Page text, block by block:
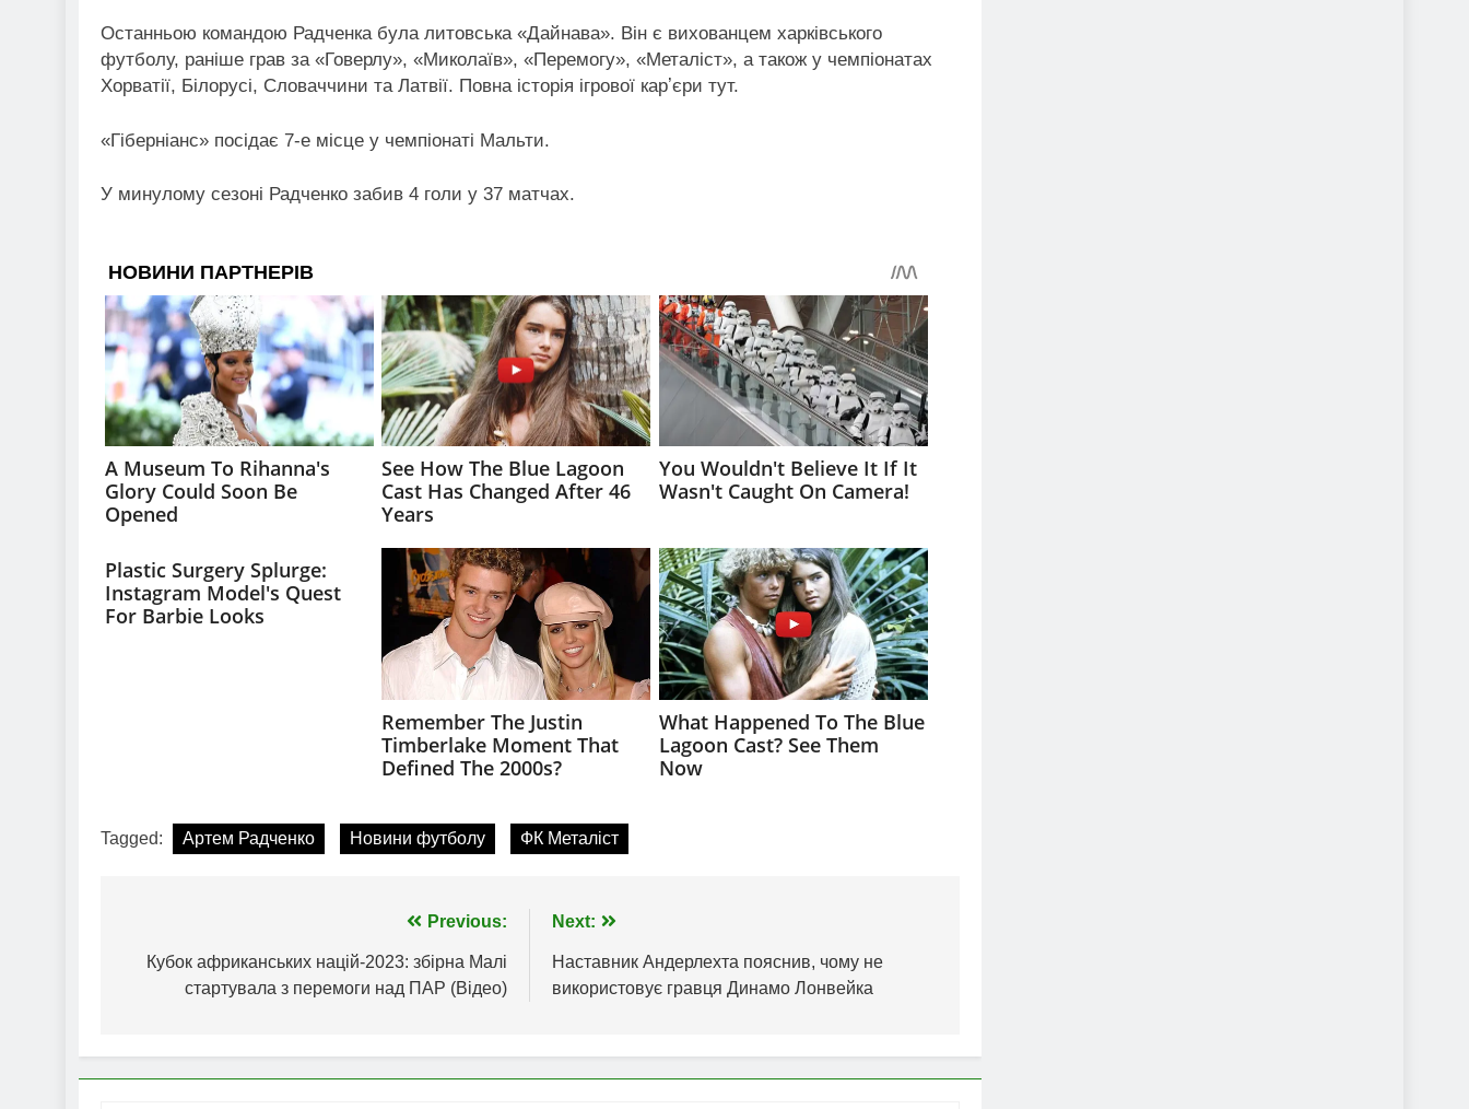
Останньою командою Радченка була литовська «Дайнава». Він є вихованцем харківського
футболу, раніше грав за «Говерлу», «Миколаїв», «Перемогу», «Металіст», а також у чемпіонатах
Хорватії, Білорусі, Словаччини та Латвії. Повна історія ігрової карʼєри тут.
«Гіберніанс» посідає 7-е місце у чемпіонаті Мальти.
У минулому сезоні Радченко забив 4 голи у 37 матчах.
Tagged: Артем Радченко Новини футболу ФК Металіст
записів
Previous:
Кубок африканських націй-2023: збірна Малі
стартувала з перемоги над ПАР (Відео)
Next:
Наставник Андерлехта пояснив, чому не
використовує гравця Динамо Лонвейка